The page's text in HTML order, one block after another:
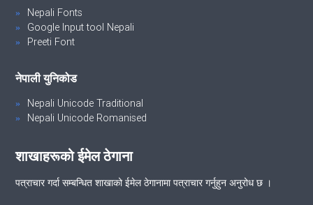
Nepali Fonts
Google Input tool Nepali
Preeti Font
नेपाली युनिकोड
Nepali Unicode Traditional
Nepali Unicode Romanised
शाखाहरूको ईमेल ठेगाना
पत्राचार गर्दा सम्बन्धित शाखाको ईमेल ठेगानामा पत्राचार गर्नुहुन अनुरोध छ ।